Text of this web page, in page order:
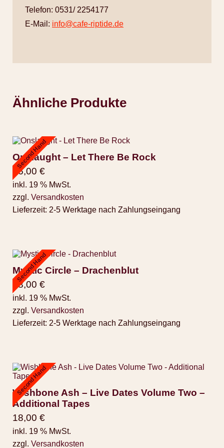
Telefon: 0531/ 2254177
E-Mail: info@cafe-riptide.de
Ähnliche Produkte
Second Hand
Onslaught – Let There Be Rock
16,00 €
inkl. 19 % MwSt.
zzgl. Versandkosten
Lieferzeit: 2-5 Werktage nach Zahlungseingang
Second Hand
Mystic Circle – Drachenblut
28,00 €
inkl. 19 % MwSt.
zzgl. Versandkosten
Lieferzeit: 2-5 Werktage nach Zahlungseingang
Second Hand
Wishbone Ash – Live Dates Volume Two –
Additional Tapes
18,00 €
inkl. 19 % MwSt.
zzgl. Versandkosten